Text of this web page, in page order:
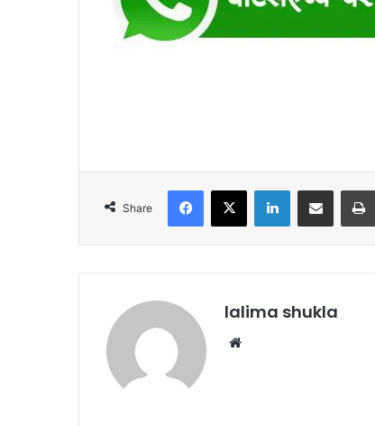
Share
Facebook
X LinkedInShare via Email
lalima shukla